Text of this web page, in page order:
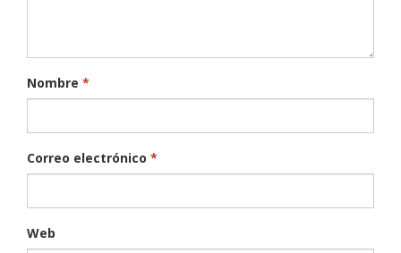
Nombre *
Correo electrónico *
Web